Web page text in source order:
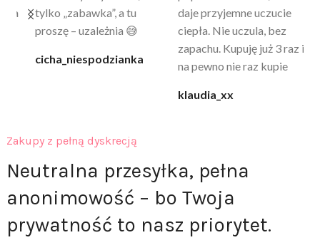
tylko „zabawka”, a tu
proszę – uzależnia 😅
cicha_niespodzianka
daje przyjemne uczucie
ciepła. Nie uczula, bez
zapachu. Kupuję już 3 raz i
na pewno nie raz kupie
klaudia_xx
Zakupy z pełną dyskrecją
Neutralna przesyłka, pełna
anonimowość – bo Twoja
prywatność to nasz priorytet.